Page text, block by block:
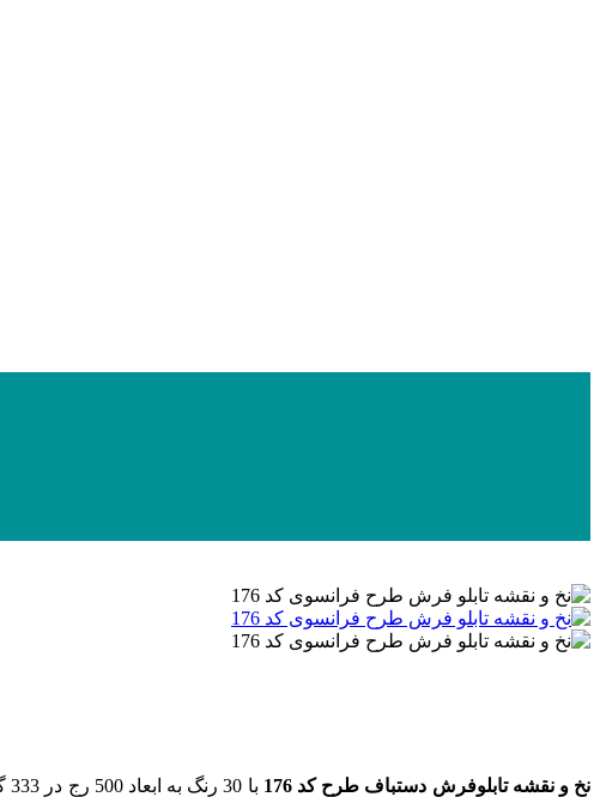
نخ و نقشه تابلوفرش دستباف طرح کد 176 با 30 رنگ به ابعاد 500 رج در 333 گره